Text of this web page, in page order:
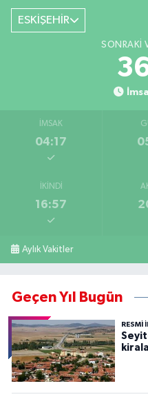
ESKİŞEHİR
SONRAKI
İMSAK
04:17
İKINDI
16:57
Aylık Vakitler
Geçen Yıl Bugün
RESMİ